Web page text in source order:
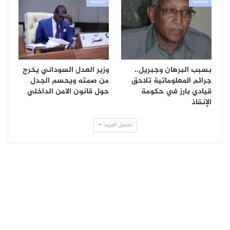
بسبب البرهان وجبريل..
جرائم المعلوماتية تلاحق
قيادي بارز في حكومة
الإنقاذ
وزير العدل السوداني يخرج
من صمته ويحسم الجدل
حول قانون الامن الداخلي
تحميل المزيد